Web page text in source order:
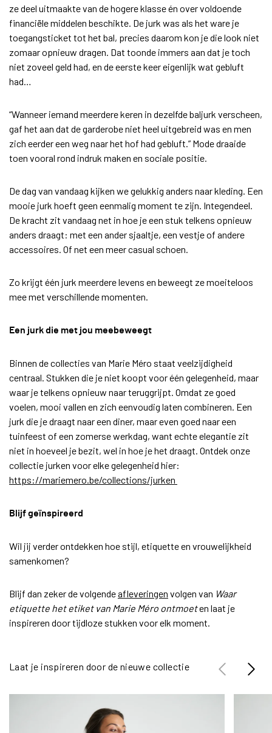
ze deel uitmaakte van de hogere klasse én over voldoende
financiële middelen beschikte. De jurk was als het ware je
toegangsticket tot het bal, precies daarom kon je die look niet
zomaar opnieuw dragen. Dat toonde immers aan dat je toch
niet zoveel geld had, en de eerste keer eigenlijk wat gebluft
had…
“Wanneer iemand meerdere keren in dezelfde baljurk verscheen,
gaf het aan dat de garderobe niet heel uitgebreid was en men
zich eerder een weg naar het hof had gebluft.” Mode draaide
toen vooral rond indruk maken en sociale positie.
De dag van vandaag kijken we gelukkig anders naar kleding. Een
mooie jurk hoeft geen eenmalig moment te zijn. Integendeel.
De kracht zit vandaag net in hoe je een stuk telkens opnieuw
anders draagt: met een ander sjaaltje, een vestje of andere
accessoires. Of net een meer casual schoen.
Zo krijgt één jurk meerdere levens en beweegt ze moeiteloos
mee met verschillende momenten.
Een jurk die met jou meebeweegt
Binnen de collecties van Marie Méro staat veelzijdigheid
centraal. Stukken die je niet koopt voor één gelegenheid, maar
waar je telkens opnieuw naar teruggrijpt. Omdat ze goed
voelen, mooi vallen en zich eenvoudig laten combineren. Een
jurk die je draagt naar een diner, maar even goed naar een
tuinfeest of een zomerse werkdag, want echte elegantie zit
niet in hoeveel je bezit, wel in hoe je het draagt. Ontdek onze
collectie jurken voor elke gelegenheid hier:
https://mariemero.be/collections/jurken
Blijf geïnspireerd
Wil jij verder ontdekken hoe stijl, etiquette en vrouwelijkheid
samenkomen?
Blijf dan zeker de volgendeafleveringen volgen van Waar
etiquette het etiket van Marie Méro ontmoeten laat je
inspireren door tijdloze stukken voor elk moment.
Laat je inspireren door de nieuwe collectie